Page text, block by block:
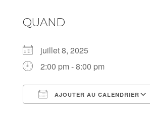
QUAND
juillet 8, 2025
2:00 pm - 8:00 pm
AJOUTER AU CALENDRIER